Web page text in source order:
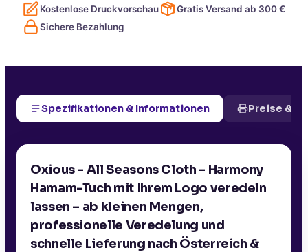
Kostenlose Druckvorschau Gratis Versand ab 300€
Sichere Bezahlung
Spezifikationen & Informationen Preise &
Oxious - All Seasons Cloth - Harmony
Hamam-Tuch mit Ihrem Logo veredeln
lassen – ab kleinen Mengen,
professionelle Veredelung und
schnelle Lieferung nach Österreich &